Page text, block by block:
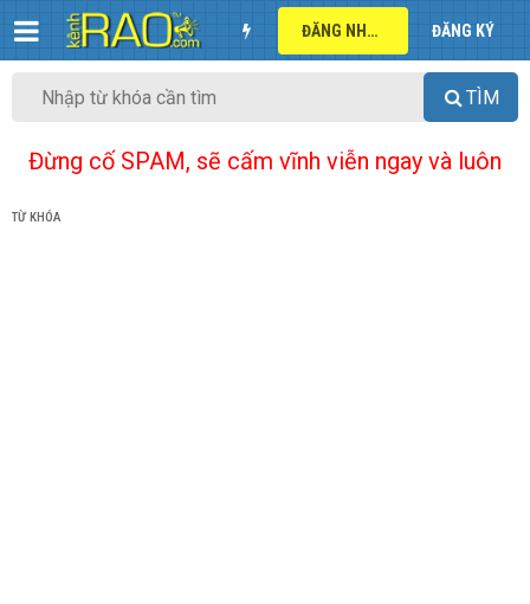
ĐĂNG NHẬP ĐĂNG KÝ
TÌM
Đừng cố SPAM, sẽ cấm vĩnh viễn ngay và luôn
TỪ KHÓA